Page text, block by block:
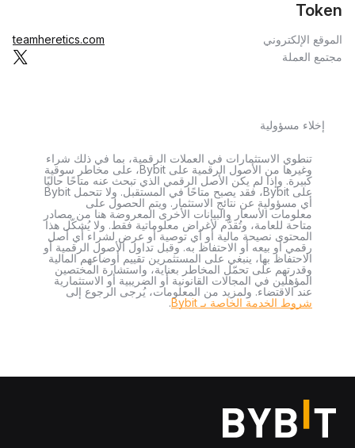
Token
الموقع الإلكتروني
teamheretics.com
مجتمع العملة
إخلاء مسؤولية
تنطوي الاستثمارات في العملات الرقمية، بما في ذلك شراء
وغيرها من الأصول الرقمية على Bybit، على مخاطر سوقية
كبيرة. وإذا لم يكن الأصل الرقمي الذي تبحث عنه متاحًا حاليًا
على Bybit، فقد يصبح متاحًا في المستقبل. ولا تتحمل Bybit
أي مسؤولية عن نتائج الاستثمار. ويتم الحصول على
معلومات الأسعار والبيانات الأخرى المعروضة هنا من مصادر
متاحة للعامة، وتُقدَّم لأغراض معلوماتية فقط. ولا يُشكّل هذا
المحتوى نصيحة مالية أو أي توصية أو عرض لشراء أي أصل
رقمي أو بيعه أو الاحتفاظ به. وقبل تداول الأصول الرقمية أو
الاحتفاظ بها، ينبغي على المستثمرين تقييم أوضاعهم المالية
وقدرتهم على تحمّل المخاطر بعناية، واستشارة المختصين
المؤهلين في المجالات القانونية أو الضريبية أو الاستثمارية
عند الاقتضاء. ولمزيد من المعلومات، يُرجى الرجوع إلى
شروط الخدمة الخاصة بـ Bybit
.